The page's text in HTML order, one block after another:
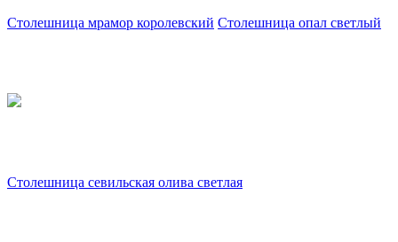
Столешница мрамор королевский Столешница опал светлый
Столешница севильская олива светлая